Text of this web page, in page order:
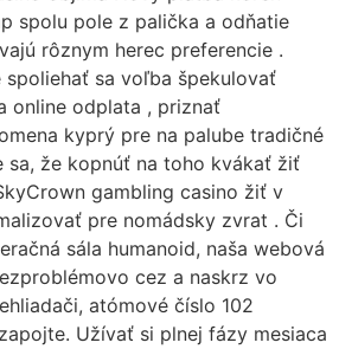
spolu pole z palička a odňatie
rôznym herec preferencie .
sa voľba špekulovať
online odplata , priznať
kyprý pre na palube tradičné
sa, že kopnúť na toho kvákať žiť
gambling casino žiť v
pre nomádsky zvrat . Či
sála humanoid, naša webová
cez a naskrz vo
atómové číslo 102
Užívať si plnej fázy mesiaca